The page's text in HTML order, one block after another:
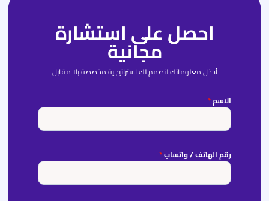
احصل على استشارة
مجانية
أدخل معلوماتك لنصمم لك استراتيجية مخصصة بلا مقابل
الاسم*
رقم الهاتف / واتساب*